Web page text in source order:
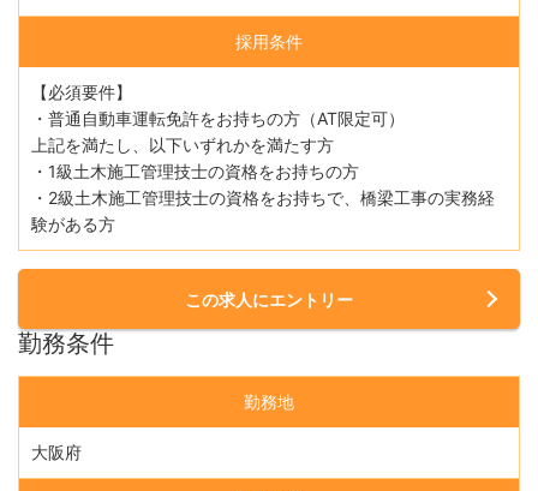
採用条件
【必須要件】
・普通自動車運転免許をお持ちの方（AT限定可）
上記を満たし、以下いずれかを満たす方
・1級土木施工管理技士の資格をお持ちの方
・2級土木施工管理技士の資格をお持ちで、橋梁工事の実務経
験がある方
この求人にエントリー
勤務条件
勤務地
大阪府